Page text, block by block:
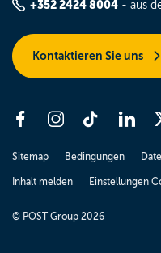
+352 2424 8004 - aus
Kontaktieren Sie uns
Sitemap Bedingungen
Inhalt melden Einstellungen
© POST Group 2026